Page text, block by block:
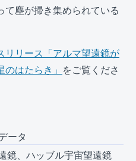
て塵が掃き集められている
リリース「アルマ望遠鏡が
はたらき」
をご覧くださ
鏡、ハッブル宇宙望遠鏡
ータ